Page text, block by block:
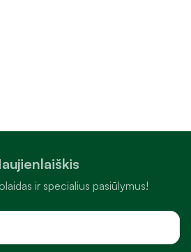
ir specialius pasiūlymus!